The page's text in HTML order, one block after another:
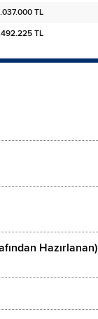
TL
TL
Hazırlanan)